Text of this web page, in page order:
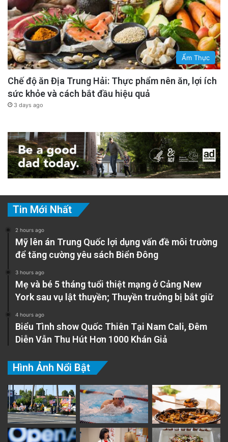
Ẩm Thực
Chế độ ăn Địa Trung Hải: Thực phẩm nên ăn, lợi ích
sức khỏe và cách bắt đầu hiệu quả
3 days ago
Tin Mới Nhất
2 hours ago
Mỹ lên án Trung Quốc lợi dụng vấn đề môi trường
để tăng cường yêu sách Biển Đông
3 hours ago
Mẹ và bé 5 tháng tuổi thiệt mạng ở Cảng New
York sau vụ lật thuyền; Thuyền trưởng bị bắt giữ
4 hours ago
Biểu Tình show Quốc Thiên Tại Nam Cali, Đêm
Diễn Vẫn Thu Hút Hơn 1000 Khán Giả
Hình Ảnh Nổi Bật